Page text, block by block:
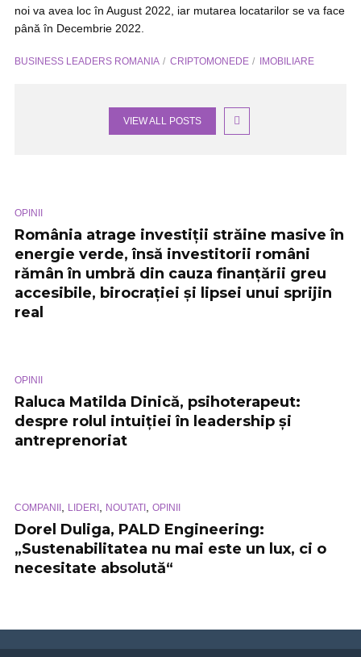
noi va avea loc în August 2022, iar mutarea locatarilor se va face
până în Decembrie 2022.
BUSINESS LEADERS ROMANIA CRIPTOMONEDE IMOBILIARE
VIEW ALL POSTS
OPINII
România atrage investiții străine masive în
energie verde, însă investitorii români
rămân în umbră din cauza finanțării greu
accesibile, birocrației și lipsei unui sprijin
real
OPINII
Raluca Matilda Dinică, psihoterapeut:
despre rolul intuiției în leadership și
antreprenoriat
COMPANII LIDERI NOUTATI OPINII
Dorel Duliga, PALD Engineering:
„Sustenabilitatea nu mai este un lux, ci o
necesitate absolută“